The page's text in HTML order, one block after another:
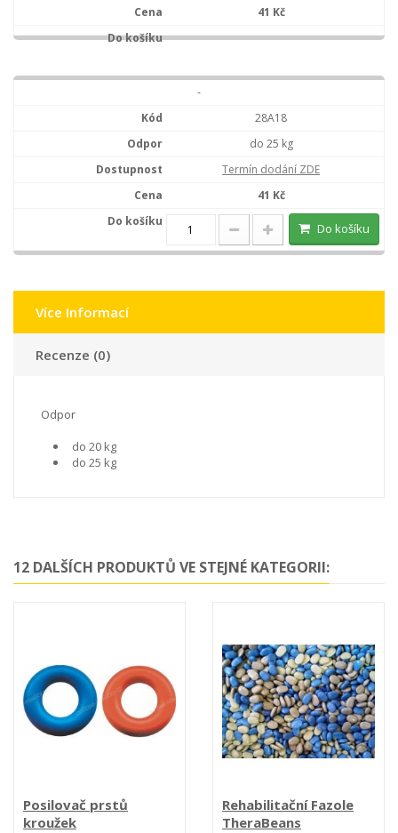
41 Kč
-
28A18
do 25 kg
Termín dodání ZDE
41 Kč
Do košíku
Více Informací
Recenze (0)
Odpor
do 20 kg
do 25 kg
12 DALŠÍCH PRODUKTŮ VE STEJNÉ KATEGORII:
Posilovač prstů
kroužek
Rehabilitační Fazole
TheraBeans